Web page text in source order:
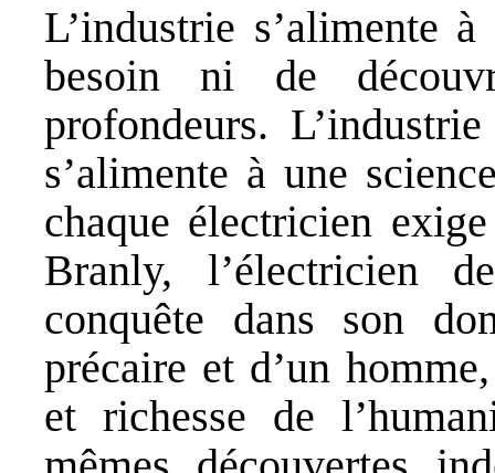
L’industrie s’alimente
besoin ni de
profondeurs.
s’alimente à une
chaque électricien
Branly, l’électricien
conquête dans son
précaire et d’un
et richesse de